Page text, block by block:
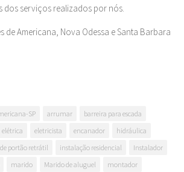
dos serviços realizados por nós.
de Americana, Nova Odessa e Santa Barbara
SP arrumar
barreira para escada
elétrica eletricista encanador
hidráulica
portão retrátil instalação residencial
Instalador
marido Marido de aluguel
montador